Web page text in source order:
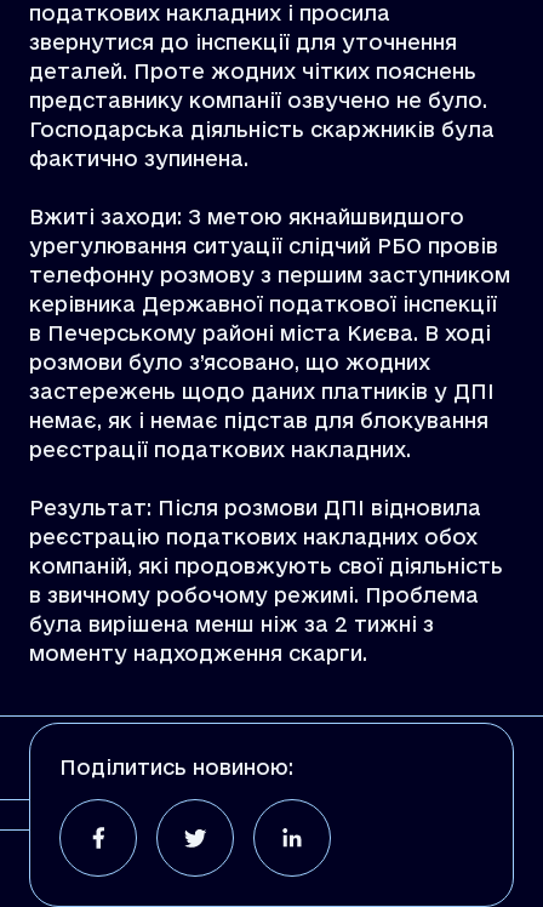
податкових накладних і просила
звернутися до інспекції для уточнення
деталей. Проте жодних чітких пояснень
представнику компанії озвучено не було.
Господарська діяльність скаржників була
фактично зупинена.
Вжиті заходи: З метою якнайшвидшого
урегулювання ситуації слідчий РБО провів
телефонну розмову з першим заступником
керівника Державної податкової інспекції
в Печерському районі міста Києва. В ході
розмови було з’ясовано, що жодних
застережень щодо даних платників у ДПІ
немає, як і немає підстав для блокування
реєстрації податкових накладних.
Результат: Після розмови ДПІ відновила
реєстрацію податкових накладних обох
компаній, які продовжують свої діяльність
в звичному робочому режимі. Проблема
була вирішена менш ніж за 2 тижні з
моменту надходження скарги.
Поділитись новиною: